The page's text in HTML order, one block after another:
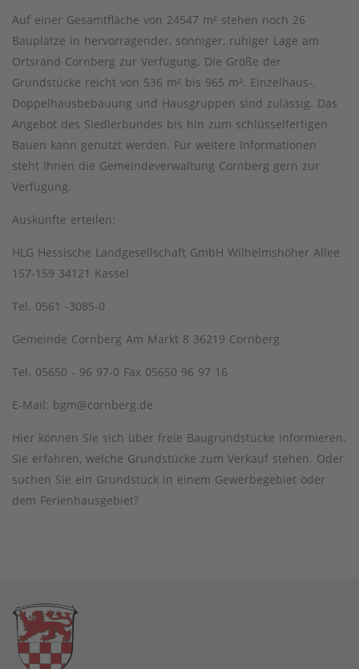
Auf einer Gesamtfläche von 24547 m² stehen noch 26
Bauplätze in hervorragender, sonniger, ruhiger Lage am
Ortsrand Cornberg zur Verfügung. Die Größe der
Grundstücke reicht von 536 m² bis 965 m². Einzelhaus-,
Doppelhausbebauung und Hausgruppen sind zulässig. Das
Angebot des Siedlerbundes bis hin zum schlüsselfertigen
Bauen kann genutzt werden. Für weitere Informationen
steht Ihnen die Gemeindeverwaltung Cornberg gern zur
Verfügung.
Auskünfte erteilen:
HLG Hessische Landgesellschaft GmbH Wilhelmshöher Allee
157-159 34121 Kassel
Tel. 0561 -3085-0
Gemeinde Cornberg Am Markt 8 36219 Cornberg
Tel. 05650 - 96 97-0 Fax 05650 96 97 16
E-Mail: bgm@cornberg.de
Hier können Sie sich über freie Baugrundstücke informieren.
Sie erfahren, welche Grundstücke zum Verkauf stehen. Oder
suchen Sie ein Grundstück in einem Gewerbegebiet oder
dem Ferienhausgebiet?